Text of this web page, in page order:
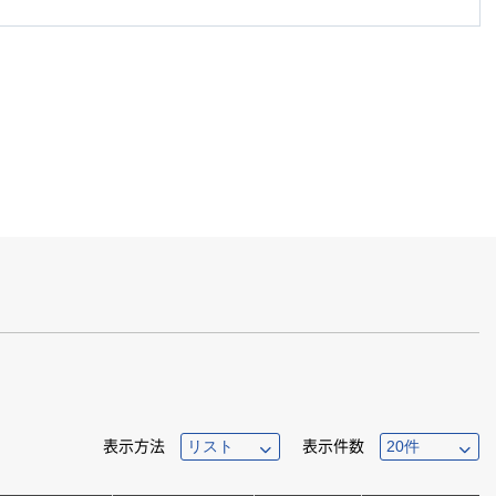
表示方法 表示件数